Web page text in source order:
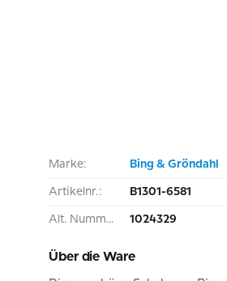
Marke: Bing & Gröndahl
Artikelnr.: B1301-6581
Alt. Nummer: 1024329
Über die Ware